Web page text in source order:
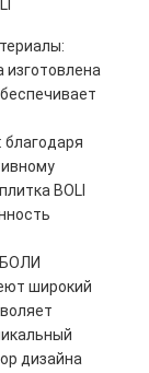
BOLI
БОЛИ
широкий
дизайна